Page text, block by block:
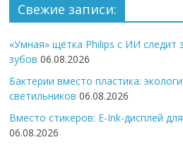
Свежие записи:
«Умная» щётка Philips с ИИ следит
зубов 06.08.2026
Бактерии вместо пластика:
светильников 06.08.2026
Вместо стикеров: E-Ink-дисплей
06.08.2026